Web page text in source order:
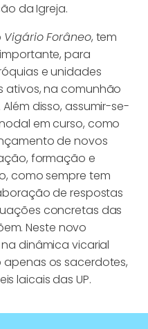
da Igreja.
Vigário Forâneo, tem
para
e unidades
ativos, na comunhão
disso, assumir-se-
em curso, como
de novos
formação e
como sempre tem
de respostas
concretas das
Neste novo
dinâmica vicarial
os sacerdotes,
laicais das UP.